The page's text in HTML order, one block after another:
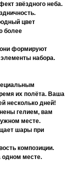
звёздного неба.
цвет
более
формируют
набора.
их полёта. Ваша
несколько дней!
гелием, вам
месте.
шары при
композиции.
одном месте.